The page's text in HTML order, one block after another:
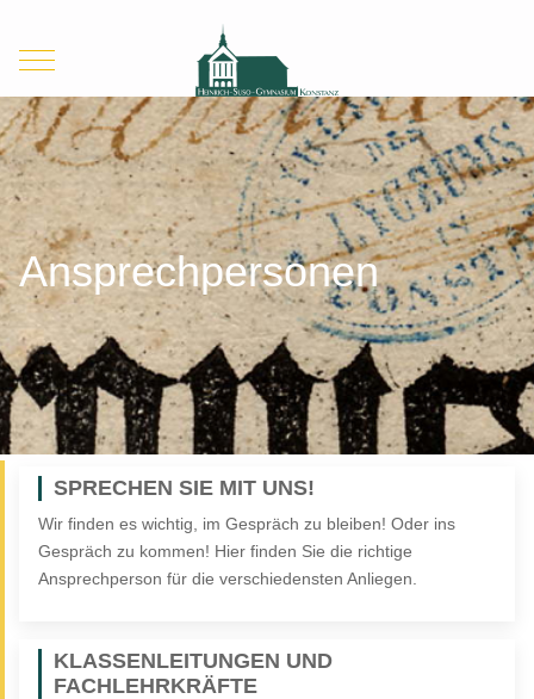
Mobile Menu Toggle
Ansprechpersonen
SPRECHEN SIE MIT UNS!
Wir finden es wichtig, im Gespräch zu bleiben! Oder ins
Gespräch zu kommen! Hier finden Sie die richtige
Ansprechperson für die verschiedensten Anliegen.
KLASSENLEITUNGEN UND
FACHLEHRKRÄFTE